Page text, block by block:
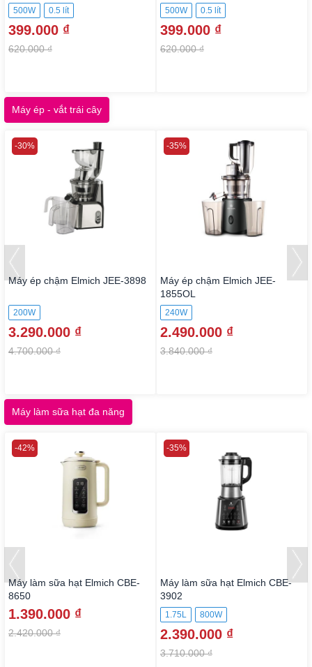
500W 0.5 lít
399.000 ₫
620.000 ₫
500W 0.5 lít
399.000 ₫
620.000 ₫
Máy ép - vắt trái cây
Máy ép chậm Elmich JEE-3898
200W
3.290.000 ₫
4.700.000 ₫
-30%
Máy ép chậm Elmich JEE-
1855OL
240W
2.490.000 ₫
3.840.000 ₫
-35%
Máy làm sữa hạt đa năng
Máy làm sữa hạt Elmich CBE-
8650
1.390.000 ₫
2.420.000 ₫
-42%
Máy làm sữa hạt Elmich CBE-
3902
1.75L 800W
2.390.000 ₫
3.710.000 ₫
-35%